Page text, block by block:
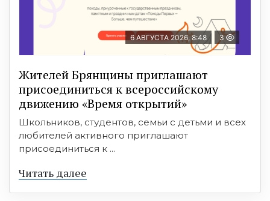
6 АВГУСТА 2026, 8:48 3
Жителей Брянщины приглашают
присоединиться к всероссийскому
движению «Время открытий»
Школьников, студентов, семьи с детьми и всех
любителей активного приглашают
присоединиться к ...
Читать далее